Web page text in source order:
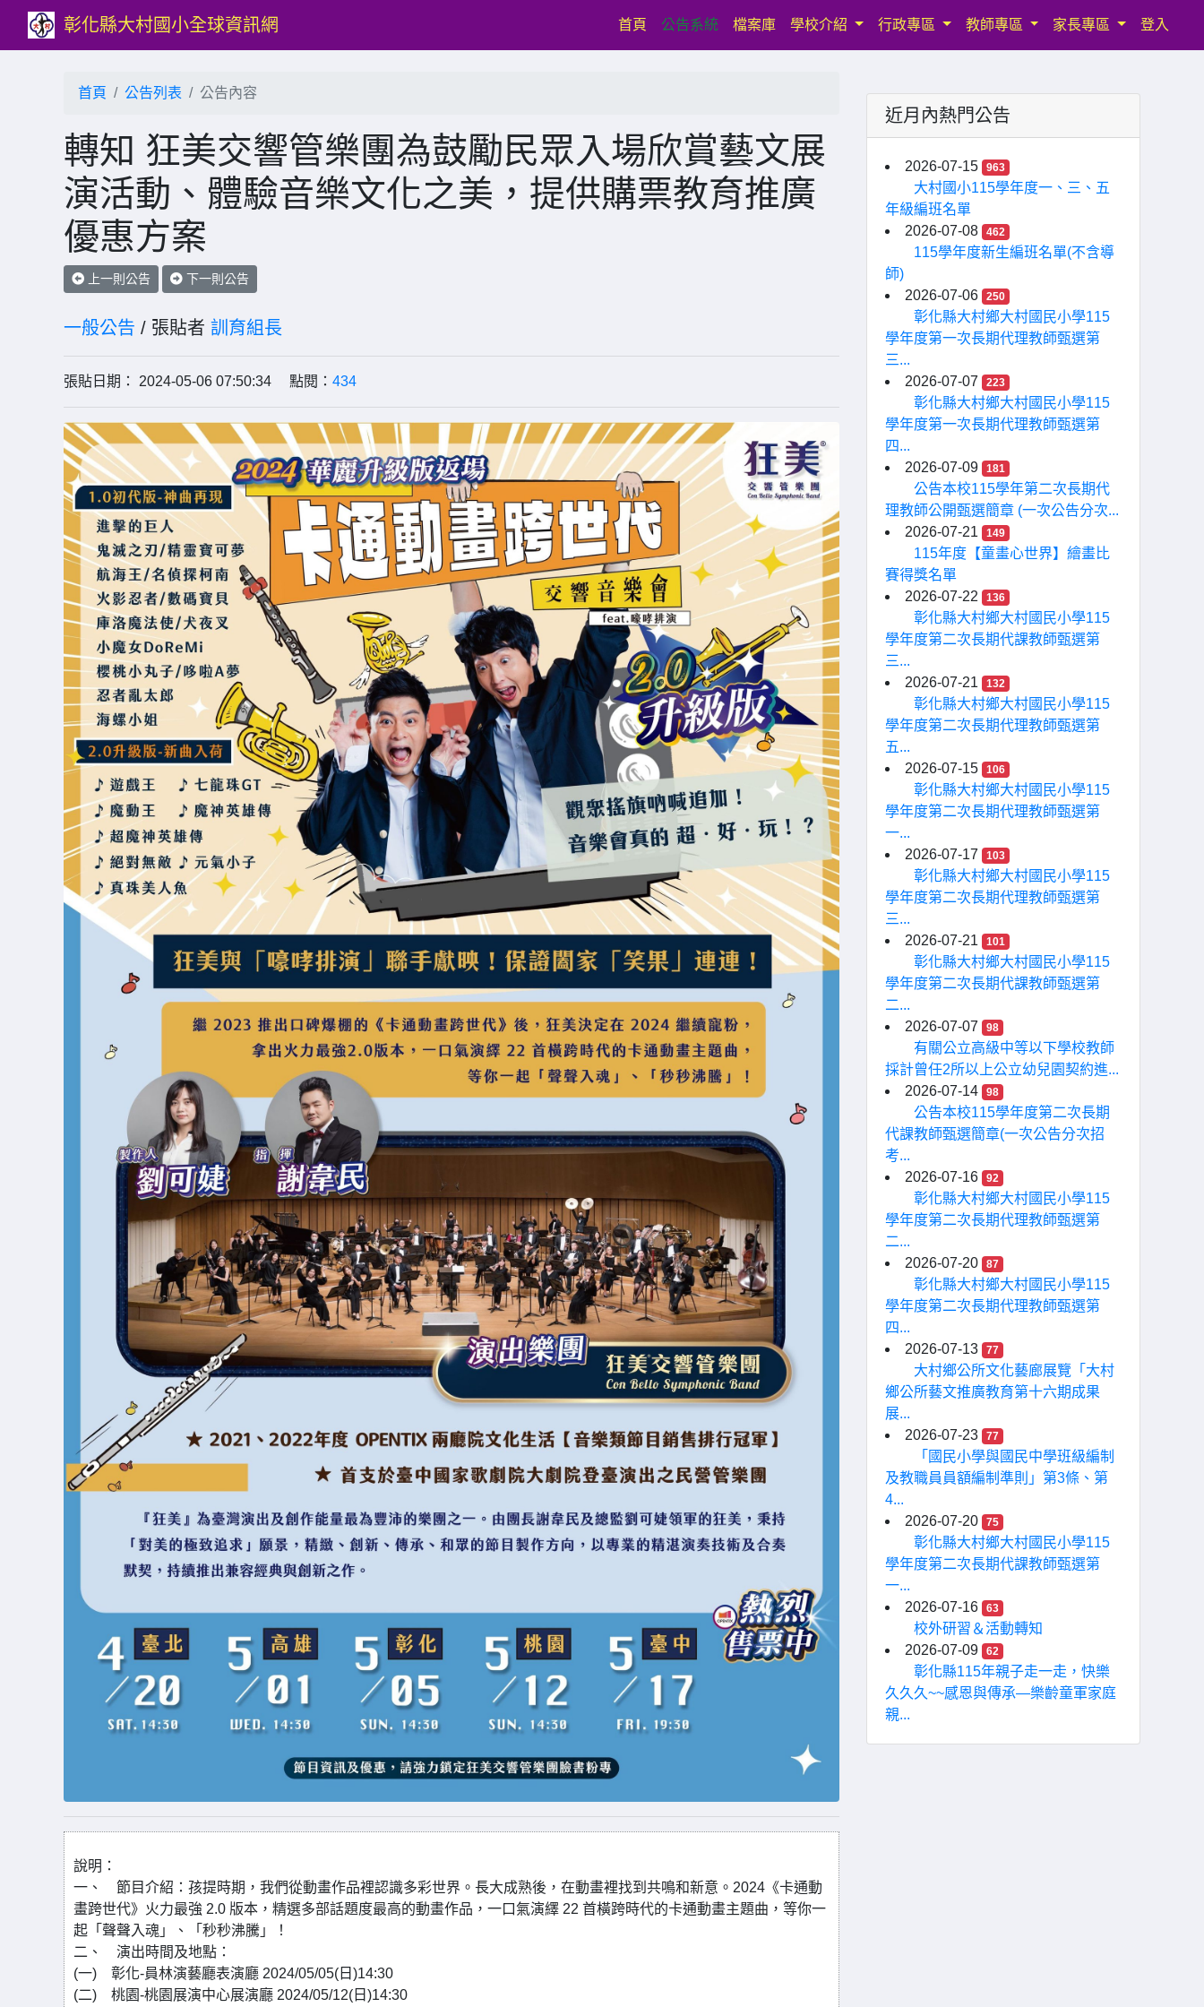
彰化縣大村國小全球資訊網 首頁 (current)
公告系統 檔案庫 學校介紹 行政專區 教師專區 家長專區 登入
首頁 公告列表 公告內容
轉知 狂美交響管樂團為鼓勵民眾入場欣賞藝文展
演活動、體驗音樂文化之美，提供購票教育推廣
優惠方案
上一則公告 下一則公告
一般公告 / 張貼者 訓育組長
張貼日期： 2024-05-06 07:50:34 點閱： 434
說明：
一、 節目介紹：孩提時期，我們從動畫作品裡認識多彩世界。長大成熟後，在動畫裡找到共鳴和新意。2024《卡通動
畫跨世代》火力最強 2.0 版本，精選多部話題度最高的動畫作品，一口氣演繹 22 首橫跨時代的卡通動畫主題曲，等你一
起「聲聲入魂」、「秒秒沸騰」！
二、 演出時間及地點：
(一) 彰化-員林演藝廳表演廳 2024/05/05(日)14:30
(二) 桃園-桃園展演中心展演廳 2024/05/12(日)14:30
近月內熱門公告
2026-07-15 963
大村國小115學年度一、三、五
年級編班名單
2026-07-08
462
115學年度新生編班名單(不含導
師)
2026-07-06
250
彰化縣大村鄉大村國民小學115
學年度第一次長期代理教師甄選第
三...
2026-07-07
223
彰化縣大村鄉大村國民小學115
學年度第一次長期代理教師甄選第
四...
2026-07-09
181
公告本校115學年第二次長期代
理教師公開甄選簡章 (一次公告分次...
2026-07-21
149
115年度【童畫心世界】繪畫比
賽得獎名單
2026-07-22
136
彰化縣大村鄉大村國民小學115
學年度第二次長期代課教師甄選第
三...
2026-07-21
132
彰化縣大村鄉大村國民小學115
學年度第二次長期代理教師甄選第
五...
2026-07-15
106
彰化縣大村鄉大村國民小學115
學年度第二次長期代理教師甄選第
一...
2026-07-17
103
彰化縣大村鄉大村國民小學115
學年度第二次長期代理教師甄選第
三...
2026-07-21
101
彰化縣大村鄉大村國民小學115
學年度第二次長期代課教師甄選第
二...
2026-07-07
98
有關公立高級中等以下學校教師
採計曾任2所以上公立幼兒園契約進...
2026-07-14
98
公告本校115學年度第二次長期
代課教師甄選簡章(一次公告分次招
考...
2026-07-16
92
彰化縣大村鄉大村國民小學115
學年度第二次長期代理教師甄選第
二...
2026-07-20
87
彰化縣大村鄉大村國民小學115
學年度第二次長期代理教師甄選第
四...
2026-07-13
77
大村鄉公所文化藝廊展覽「大村
鄉公所藝文推廣教育第十六期成果
展...
2026-07-23
77
「國民小學與國民中學班級編制
及教職員員額編制準則」第3條、第
4...
2026-07-20
75
彰化縣大村鄉大村國民小學115
學年度第二次長期代課教師甄選第
一...
2026-07-16
63
校外研習＆活動轉知
2026-07-09
62
彰化縣115年親子走一走，快樂
久久久~~感恩與傳承—樂齡童軍家庭
親...